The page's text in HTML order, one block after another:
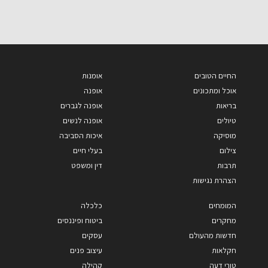
החיים הטובים
אוכל ומתכונים
בריאות
טיולים
מוסיקה
צילום
תרבות
הצהרת נגישות
אומנות
אופנה
אופנה לגברים
אופנה לנשים
איכות הסביבה
בעלי חיים
דין ומשפט
המומחים
מחקרים
חדשות מהעולם
חקלאות
טורי דעה
כלכלה
ביטוח ופיננסים
עסקים
עיצוב פנים
קהילה